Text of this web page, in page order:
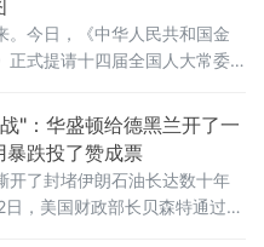
。今日，《中华人民共和国金
正式提请十四届全国人大常委
法，终于从幕后走向台前。这
立法程序，而是中国金融法治
性一步。一、"1+N+X"：一张
新格局金融法的定位极为清晰
中的"1"。所谓"1+N+X"：金
"：华盛顿给德黑兰开了一
暴跌投了赞成票
开了封堵伊朗石油长达数十年
，美国财政部长贝森特通过社